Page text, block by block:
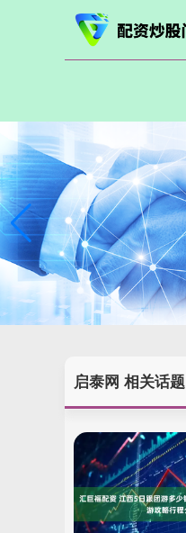
启泰网 相关话题